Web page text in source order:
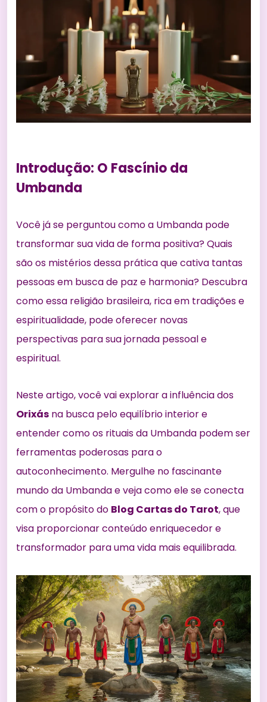
Introdução: O Fascínio da
Umbanda
Você já se perguntou como a Umbanda pode
transformarsua vida de forma positiva? Quais
são os mistérios dessa prática que cativa tantas
pessoas em busca de paz e harmonia? Descubra
como essa religião brasileira, rica em tradições e
espiritualidade, pode oferecer novas
perspectivas para sua jornada pessoal e
espiritual.
Neste artigo, você vai explorar a influência dos
Orixás na busca pelo equilíbrio interior e
entender como os rituais da Umbanda podem ser
ferramentas poderosas para o
autoconhecimento. Mergulhe no fascinante
mundo da Umbanda e veja como ele se conecta
com o propósito do Blog Cartas do Tarot, que
visa proporcionar conteúdo enriquecedor e
transformador para uma vida mais equilibrada.